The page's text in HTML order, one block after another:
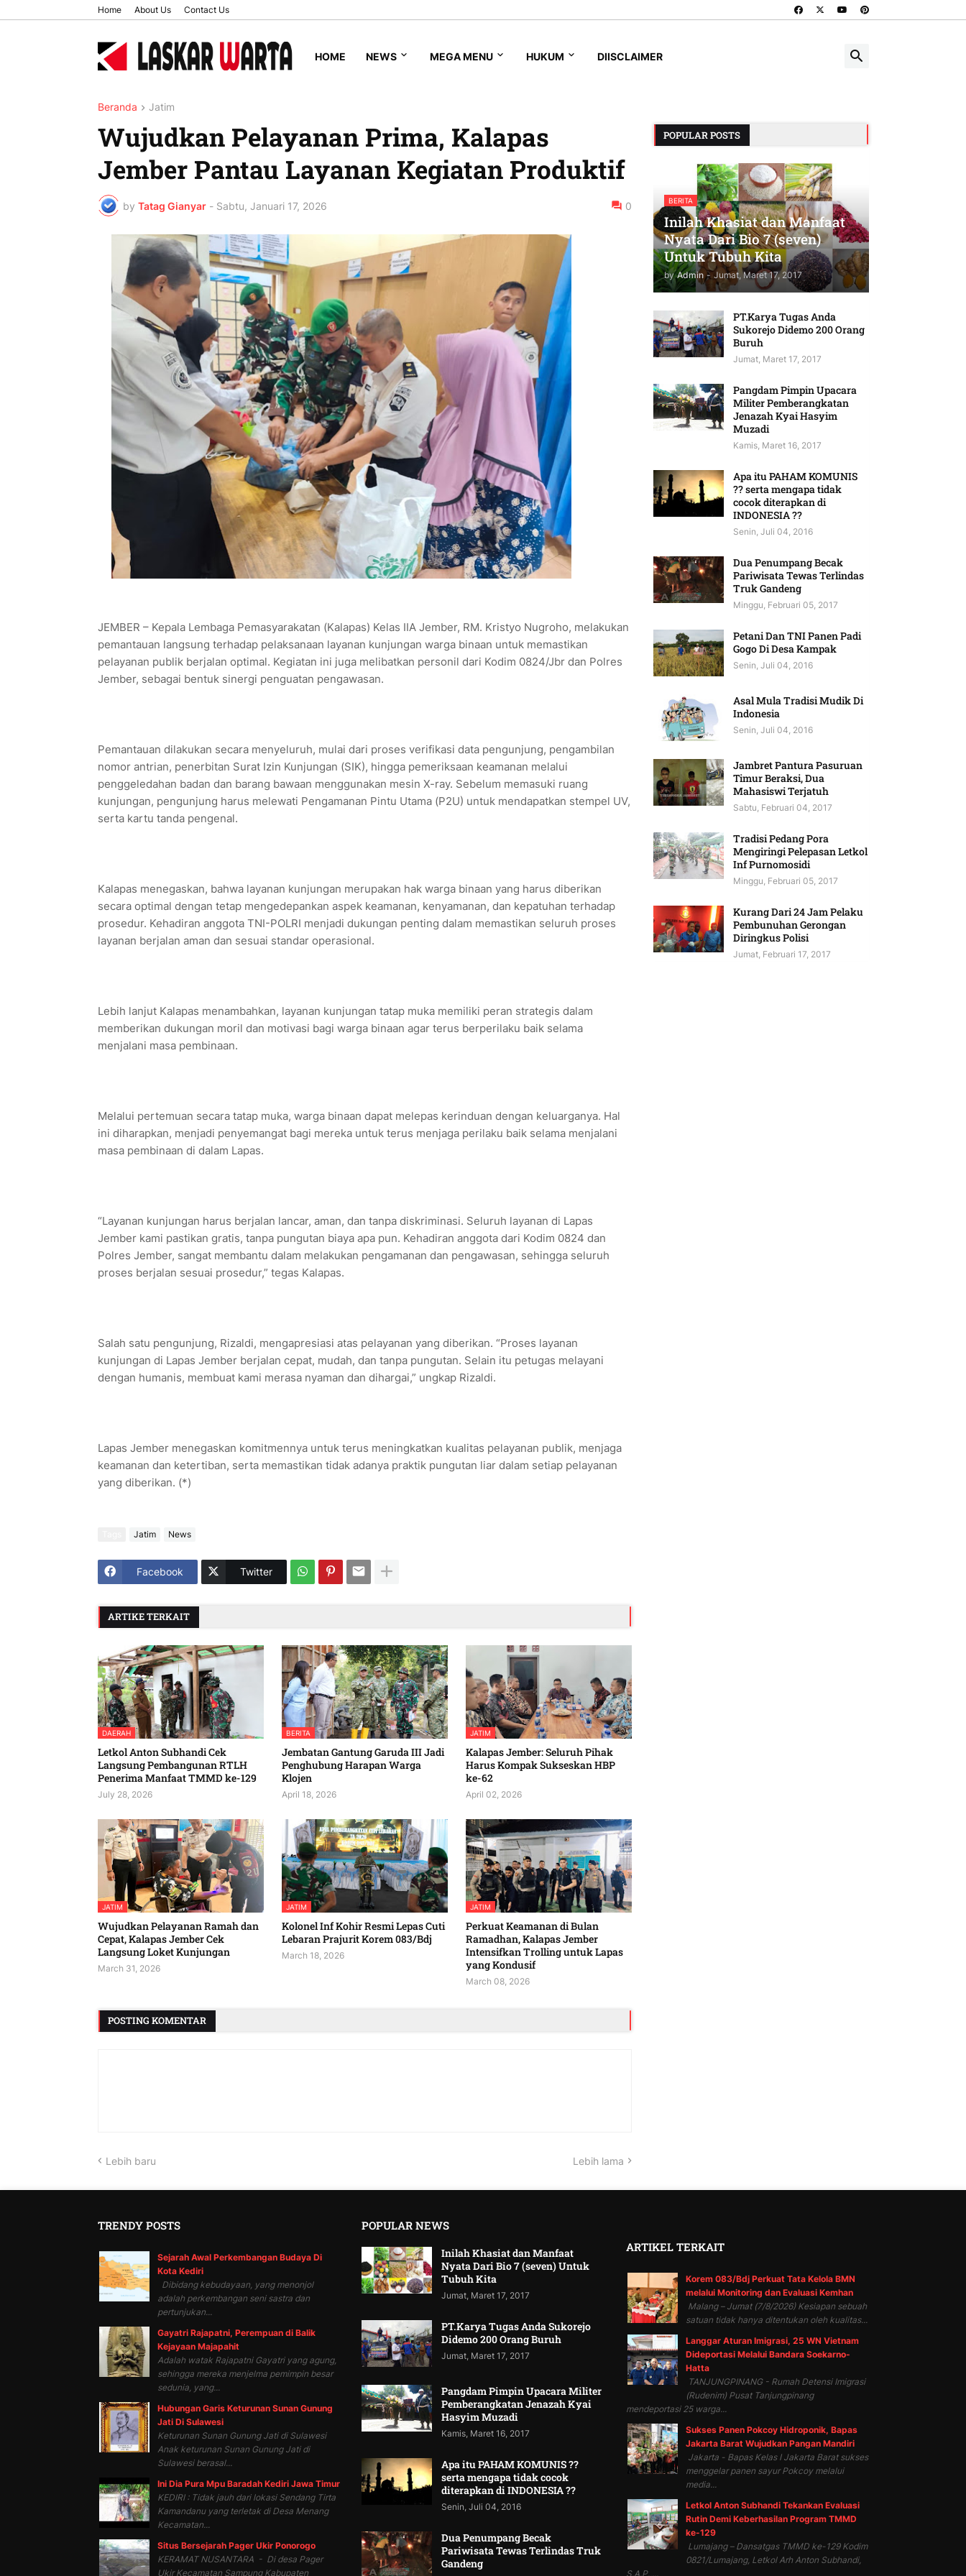
Home About Us Contact Us
HOME NEWS MEGA MENU HUKUM DIISCLAIMER
Beranda Jatim
Wujudkan Pelayanan Prima, Kalapas
Jember Pantau Layanan Kegiatan Produktif
by Tatag Gianyar - Sabtu, Januari 17, 2026 0
JEMBER – Kepala Lembaga Pemasyarakatan (Kalapas) Kelas IIA Jember, RM. Kristyo Nugroho, melakukan
pemantauan langsung terhadap pelaksanaan layanan kunjungan warga binaan untuk memastikan
pelayanan publik berjalan optimal. Kegiatan ini juga melibatkan personil dari Kodim 0824/Jbr dan Polres
Jember, sebagai bentuk sinergi penguatan pengawasan.
Pemantauan dilakukan secara menyeluruh, mulai dari proses verifikasi data pengunjung, pengambilan
nomor antrian, penerbitan Surat Izin Kunjungan (SIK), hingga pemeriksaan keamanan melalui
penggeledahan badan dan barang bawaan menggunakan mesin X-ray. Sebelum memasuki ruang
kunjungan, pengunjung harus melewati Pengamanan Pintu Utama (P2U) untuk mendapatkan stempel UV,
serta kartu tanda pengenal.
Kalapas menegaskan, bahwa layanan kunjungan merupakan hak warga binaan yang harus diberikan
secara optimal dengan tetap mengedepankan aspek keamanan, kenyamanan, dan kepatuhan terhadap
prosedur. Kehadiran anggota TNI-POLRI menjadi dukungan penting dalam memastikan seluruh proses
layanan berjalan aman dan sesuai standar operasional.
Lebih lanjut Kalapas menambahkan, layanan kunjungan tatap muka memiliki peran strategis dalam
memberikan dukungan moril dan motivasi bagi warga binaan agar terus berperilaku baik selama
menjalani masa pembinaan.
Melalui pertemuan secara tatap muka, warga binaan dapat melepas kerinduan dengan keluarganya. Hal
ini diharapkan, menjadi penyemangat bagi mereka untuk terus menjaga perilaku baik selama menjalani
masa pembinaan di dalam Lapas.
“Layanan kunjungan harus berjalan lancar, aman, dan tanpa diskriminasi. Seluruh layanan di Lapas
Jember kami pastikan gratis, tanpa pungutan biaya apa pun. Kehadiran anggota dari Kodim 0824 dan
Polres Jember, sangat membantu dalam melakukan pengamanan dan pengawasan, sehingga seluruh
proses berjalan sesuai prosedur,” tegas Kalapas.
Salah satu pengunjung, Rizaldi, mengapresiasi atas pelayanan yang diberikan. “Proses layanan
kunjungan di Lapas Jember berjalan cepat, mudah, dan tanpa pungutan. Selain itu petugas melayani
dengan humanis, membuat kami merasa nyaman dan dihargai,” ungkap Rizaldi.
Lapas Jember menegaskan komitmennya untuk terus meningkatkan kualitas pelayanan publik, menjaga
keamanan dan ketertiban, serta memastikan tidak adanya praktik pungutan liar dalam setiap pelayanan
yang diberikan. (*)
Jatim News
Facebook Twitter
ARTIKE TERKAIT
DAERAH
Letkol Anton Subhandi Cek
Langsung Pembangunan RTLH
Penerima Manfaat TMMD ke-129
July 28, 2026
BERITA
Jembatan Gantung Garuda III Jadi
Penghubung Harapan Warga
Klojen
April 18, 2026
JATIM
Kalapas Jember: Seluruh Pihak
Harus Kompak Sukseskan HBP
ke-62
April 02, 2026
JATIM
Wujudkan Pelayanan Ramah dan
Cepat, Kalapas Jember Cek
Langsung Loket Kunjungan
March 31, 2026
JATIM
Kolonel Inf Kohir Resmi Lepas Cuti
Lebaran Prajurit Korem 083/Bdj
March 18, 2026
JATIM
Perkuat Keamanan di Bulan
Ramadhan, Kalapas Jember
Intensifkan Trolling untuk Lapas
yang Kondusif
March 08, 2026
POSTING KOMENTAR
Lebih baru Lebih lama
POPULAR POSTS
BERITA
Inilah Khasiat dan Manfaat
Nyata Dari Bio 7 (seven)
Untuk Tubuh Kita
by Admin - Jumat, Maret 17, 2017
PT.Karya Tugas Anda
Sukorejo Didemo 200 Orang
Buruh
Jumat, Maret 17, 2017
Pangdam Pimpin Upacara
Militer Pemberangkatan
Jenazah Kyai Hasyim
Muzadi
Kamis, Maret 16, 2017
Apa itu PAHAM KOMUNIS
?? serta mengapa tidak
cocok diterapkan di
INDONESIA ??
Senin, Juli 04, 2016
Dua Penumpang Becak
Pariwisata Tewas Terlindas
Truk Gandeng
Minggu, Februari 05, 2017
Petani Dan TNI Panen Padi
Gogo Di Desa Kampak
Senin, Juli 04, 2016
Asal Mula Tradisi Mudik Di
Indonesia
Senin, Juli 04, 2016
Jambret Pantura Pasuruan
Timur Beraksi, Dua
Mahasiswi Terjatuh
Sabtu, Februari 04, 2017
Tradisi Pedang Pora
Mengiringi Pelepasan Letkol
Inf Purnomosidi
Minggu, Februari 05, 2017
Kurang Dari 24 Jam Pelaku
Pembunuhan Gerongan
Diringkus Polisi
Jumat, Februari 17, 2017
TRENDY POSTS
Sejarah Awal Perkembangan Budaya Di
Kota Kediri
Dibidang kebudayaan, yang menonjol
adalah perkembangan seni sastra dan
pertunjukan...
Gayatri Rajapatni, Perempuan di Balik
Kejayaan Majapahit
Adalah watak Rajapatni Gayatri yang agung,
sehingga mereka menjelma pemimpin besar
sedunia, yang...
Hubungan Garis Keturunan Sunan Gunung
Jati Di Sulawesi
Keturunan Sunan Gunung Jati di Sulawesi
Anak keturunan Sunan Gunung Jati di
Sulawesi berasal...
Ini Dia Pura Mpu Baradah Kediri Jawa Timur
KEDIRI : Tidak jauh dari lokasi Sendang Tirta
Kamandanu yang terletak di Desa Menang
Kecamatan...
Situs Bersejarah Pager Ukir Ponorogo
KERAMAT NUSANTARA - Di desa Pager
Ukir Kecamatan Sampung Kabupaten
POPULAR NEWS
Inilah Khasiat dan Manfaat
Nyata Dari Bio 7 (seven) Untuk
Tubuh Kita
Jumat, Maret 17, 2017
PT.Karya Tugas Anda Sukorejo
Didemo 200 Orang Buruh
Jumat, Maret 17, 2017
Pangdam Pimpin Upacara Militer
Pemberangkatan Jenazah Kyai
Hasyim Muzadi
Kamis, Maret 16, 2017
Apa itu PAHAM KOMUNIS ??
serta mengapa tidak cocok
diterapkan di INDONESIA ??
Senin, Juli 04, 2016
Dua Penumpang Becak
Pariwisata Tewas Terlindas Truk
Gandeng
ARTIKEL TERKAIT
Korem 083/Bdj Perkuat Tata Kelola BMN
melalui Monitoring dan Evaluasi Kemhan
Malang – Jumat (7/8/2026) Kesiapan sebuah
satuan tidak hanya ditentukan oleh kualitas...
Langgar Aturan Imigrasi, 25 WN Vietnam
Dideportasi Melalui Bandara Soekarno-
Hatta
TANJUNGPINANG - Rumah Detensi Imigrasi
(Rudenim) Pusat Tanjungpinang
mendeportasi 25 warga...
Sukses Panen Pokcoy Hidroponik, Bapas
Jakarta Barat Wujudkan Pangan Mandiri
Jakarta - Bapas Kelas I Jakarta Barat sukses
menggelar panen sayur Pokcoy melalui
media...
Letkol Anton Subhandi Tekankan Evaluasi
Rutin Demi Keberhasilan Program TMMD
ke-129
Lumajang – Dansatgas TMMD ke-129 Kodim
0821/Lumajang, Letkol Arh Anton Subhandi,
S.A.P.,...